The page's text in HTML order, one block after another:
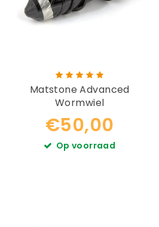
Matstone Advanced
Wormwiel
€50,00
Op voorraad